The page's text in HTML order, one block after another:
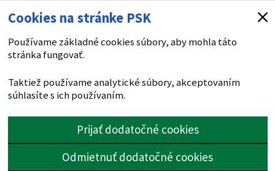
Cookies na stránke PSK
Používame základné cookies súbory, aby mohla táto
stránka fungovať.
Taktiež používame analytické súbory, akceptovaním
súhlasíte s ich používaním.
Prijať dodatočné cookies
Odmietnuť dodatočné cookies